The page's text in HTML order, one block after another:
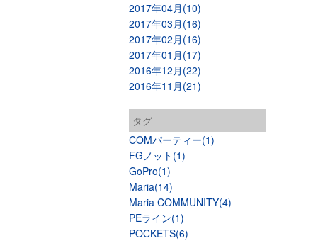
2017年04月(10)
2017年03月(16)
2017年02月(16)
2017年01月(17)
2016年12月(22)
2016年11月(21)
タグ
COMパーティー(1)
FGノット(1)
GoPro(1)
Maria(14)
Maria COMMUNITY(4)
PEライン(1)
POCKETS(6)